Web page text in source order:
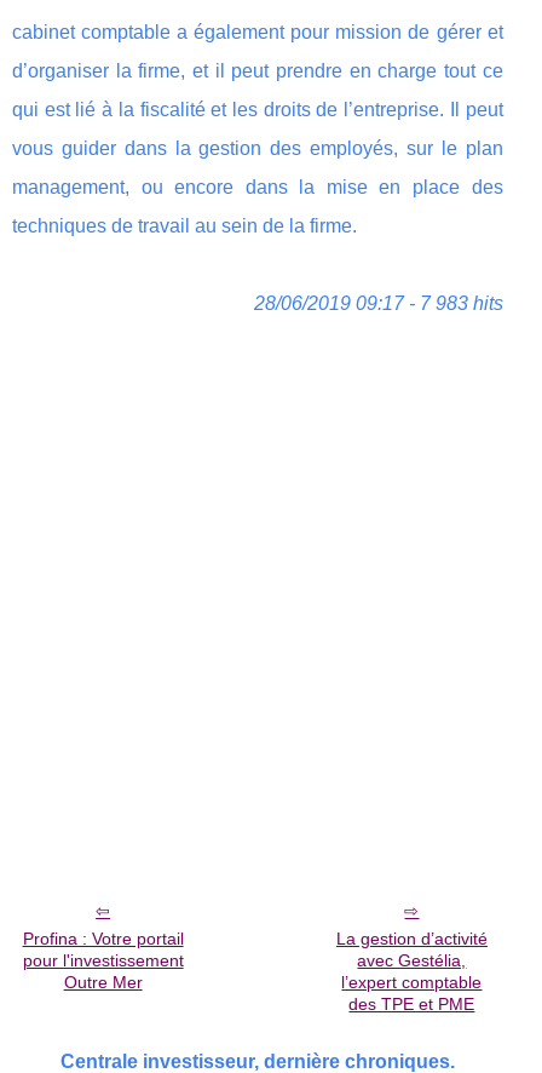
cabinet comptable a également pour mission de gérer et
d’organiser la firme, et il peut prendre en charge tout ce
qui est lié à la fiscalité et les droits de l’entreprise. Il peut
vous guider dans la gestion des employés, sur le plan
management, ou encore dans la mise en place des
techniques de travail au sein de la firme.
28/06/2019 09:17 - 7 983 hits
Profina : Votre portail
pour l'investissement
Outre Mer
La gestion d’activité
avec Gestélia,
l’expert comptable
des TPE et PME
Centrale investisseur, dernière chroniques.